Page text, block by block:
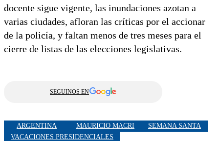
docente sigue vigente, las inundaciones azotan a
varias ciudades, afloran las críticas por el accionar
de la policía, y faltan menos de tres meses para el
cierre de listas de las elecciones legislativas.
SEGUINOS EN
ARGENTINA MAURICIO MACRI
SEMANA SANTA
VACACIONES PRESIDENCIALES